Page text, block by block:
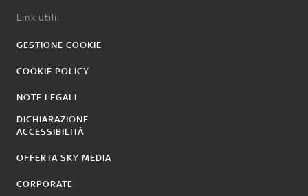
Link utili:
GESTIONE COOKIE
COOKIE POLICY
NOTE LEGALI
DICHIARAZIONE
ACCESSIBILITÀ
OFFERTA SKY MEDIA
CORPORATE